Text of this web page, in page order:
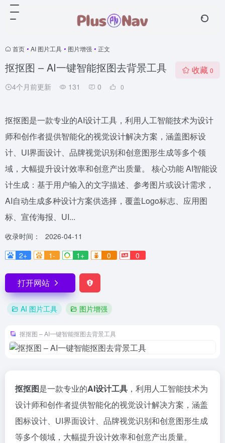
首页 • AI 图片工具 • 图片增强 • 正文
抠抠图 – AI一键智能抠图去背景工具
4个月前更新 131 0 0
收藏 0
抠抠图是一款专业的AI设计工具，利用人工智能技术为设计
师和创作者提供智能化的视觉设计解决方案，涵盖图标设
计、UI界面设计、品牌视觉识别和创意图形生成等多个领
域，大幅提升设计效率和创意产出质量。 核心功能 AI智能设
计生成：基于用户输入的文字描述、参考图片或设计需求，
AI自动生成多种设计方案供选择，覆盖Logo标志、应用图
标、宣传海报、UI...
收录时间：
2026-04-11
2+
1- 1+ 0 0
打开网站
AI 图片工具 图片增强
抠抠图 – AI一键智能抠图去背景工具
抠抠图是一款专业的AI设计工具 ，利用人工智能技术为
设计师和创作者提供智能化的视觉设计解决方案，涵盖
图标设计、UI界面设计、品牌视觉识别和创意图形生成
等多个领域，大幅提升设计效率和创意产出质量。